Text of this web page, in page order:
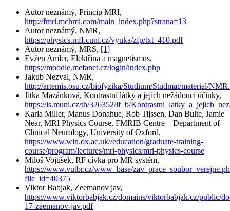
Autor neznámý, Princip MRI,
http://fmri.mchmi.com/main_index.php?strana=13
Autor neznámý, NMR,
https://physics.mff.cuni.cz/vyuka/zfp/txt_410.pdf
Autor neznámý, MRS, [1]
Evžen Amler, Elektřina a magnetismus,
https://moodle.mefanet.cz/login/index.php
Jakub Nezval, NMR,
http://artemis.osu.cz/biofyzika/Studium/Studmat/material/
Jitka Mazánková, Kontrastní látky a jejich nežádoucí účinky,
https://is.muni.cz/th/326352/lf_b/
Karla Miller, Manus Donahue, Rob Tijssen, Dan Bulte, Jamie
Near, MRI Physics Course, FMRIB Centre – Department of
Clinical Neurology, University of Oxford,
https://www.win.ox.ac.uk//education/graduate-training-
course/program/lectures/mri-physics/mri-physics-course
Miloš Vojtíšek, RF cívka pro MR systém,
https://www.vutbr.cz/www_base/
file_id=40375
Viktor Babjak, Zeemanov jav,
https://www.viktorbabjak.cz/domains/viktorbabjak.cz/public/
17-zeemanov-jav.pdf